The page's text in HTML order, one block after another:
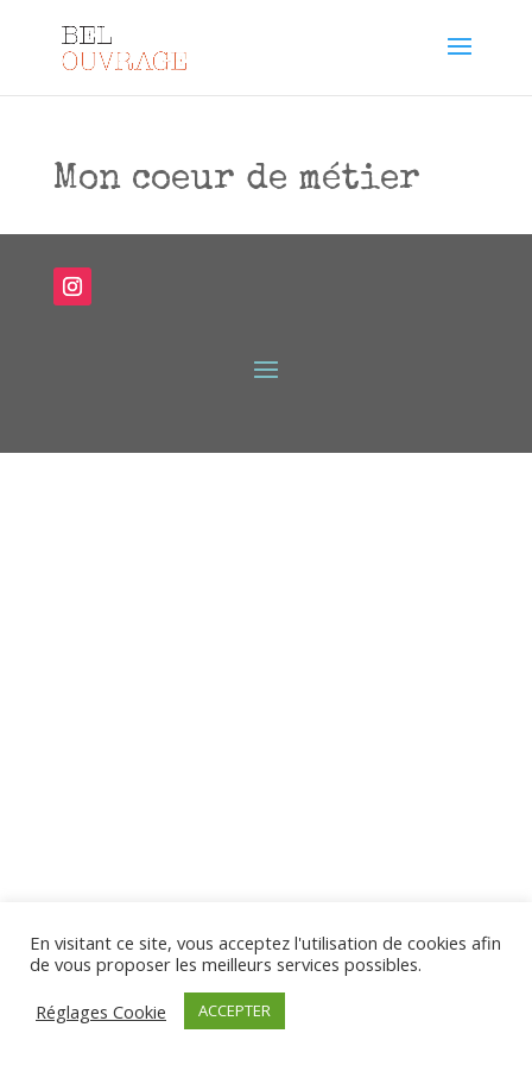
Mon coeur de métier
En visitant ce site, vous acceptez l'utilisation de cookies afin
de vous proposer les meilleurs services possibles.
Réglages Cookie
ACCEPTER